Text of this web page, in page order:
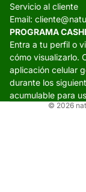
Servicio al cliente
Email:
PROGRAMA
Entra a tu perfil o
cómo visualizarlo.
aplicación celular
durante los
acumulable para
© 2026
Política
Política
Términos
Política